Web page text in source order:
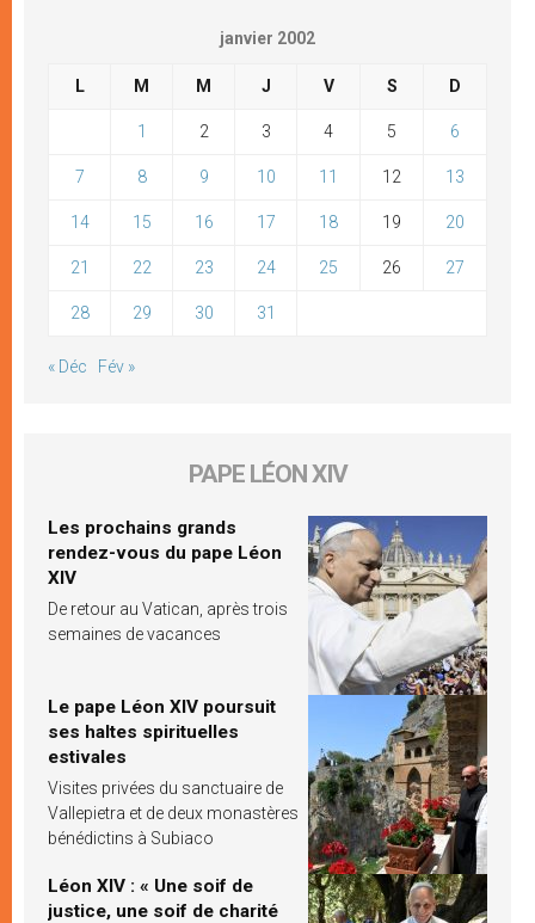
janvier 2002
L M M J V S D
1 2 3 4 5 6
7 8 9 10 11 12 13
14 15 16 17 18 19 20
21 22 23 24 25 26 27
28 29 30 31
« Déc Fév »
PAPE LÉON XIV
Les prochains grands
rendez-vous du pape Léon
XIV
De retour au Vatican, après trois
semaines de vacances
Le pape Léon XIV poursuit
ses haltes spirituelles
estivales
Visites privées du sanctuaire de
Vallepietra et de deux monastères
bénédictins à Subiaco
Léon XIV : « Une soif de
justice, une soif de charité